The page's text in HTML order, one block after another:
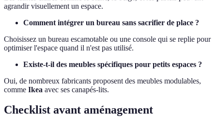
agrandir visuellement un espace.
Comment intégrer un bureau sans sacrifier de place ?
Choisissez un bureau escamotable ou une console qui se replie pour
optimiser l'espace quand il n'est pas utilisé.
Existe-t-il des meubles spécifiques pour petits espaces ?
Oui, de nombreux fabricants proposent des meubles modulables,
comme Ikea avec ses canapés-lits.
Checklist avant aménagement